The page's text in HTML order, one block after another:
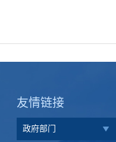
友情链接
政府部门